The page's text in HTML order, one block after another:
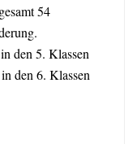
54
den 5. Klassen
den 6. Klassen